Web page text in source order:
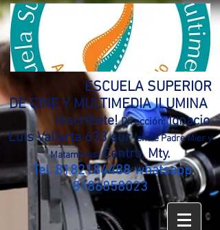
ESCUELA SUPERIOR
DE CINE Y MULTIMEDIA ILUMINA
Inscríbete! Dirección: Ignacio
Luis Vallarta 633 sur (entre Padre Mier y
Matamoros) Centro, Mty.
Tel. 8182184488whatsapp
8186858023